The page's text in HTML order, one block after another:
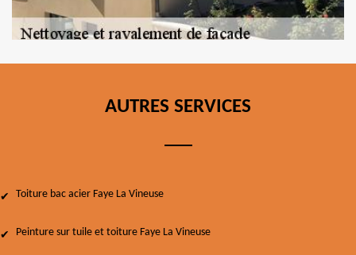
AUTRES SERVICES
Toiture bac acier Faye La Vineuse
Peinture sur tuile et toiture Faye La Vineuse